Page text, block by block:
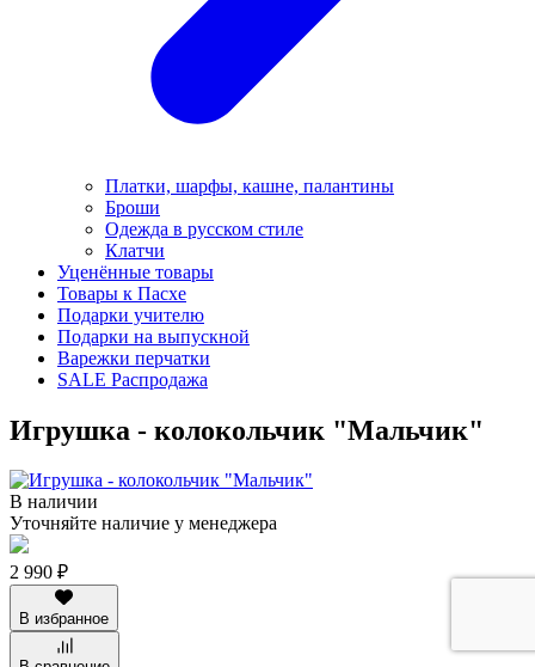
Платки, шарфы, кашне, палантины
Броши
Одежда в русском стиле
Клатчи
Уценённые товары
Товары к Пасхе
Подарки учителю
Подарки на выпускной
Варежки перчатки
SALE Распродажа
Игрушка - колокольчик "Мальчик"
В наличии
Уточняйте наличие у менеджера
2 990 ₽
В избранное